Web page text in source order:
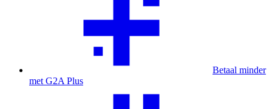
Betaal minder
met G2A Plus